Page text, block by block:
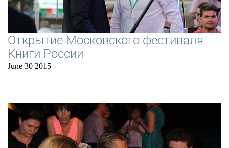
Открытие Московского фестиваля
Книги России
June 30 2015